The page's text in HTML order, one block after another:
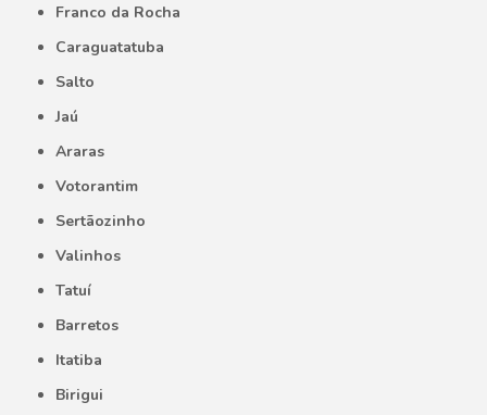
Franco da Rocha
Caraguatatuba
Salto
Jaú
Araras
Votorantim
Sertãozinho
Valinhos
Tatuí
Barretos
Itatiba
Birigui